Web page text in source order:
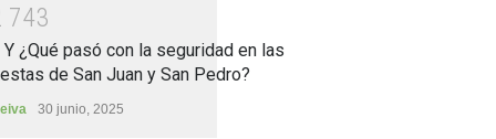
743
Y ¿Qué pasó con la seguridad en las
de San Juan y San Pedro?
30 junio, 2025